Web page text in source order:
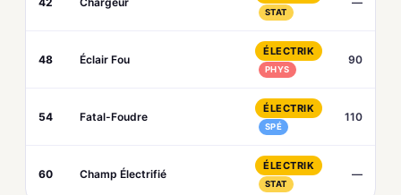
STAT
48 Éclair Fou
ÉLECTRIK
PHYS
90
54 Fatal-Foudre
ÉLECTRIK
SPÉ
110
60 Champ Électrifié
ÉLECTRIK
STAT
—